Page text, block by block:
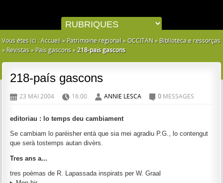
Vous êtes ici :Accueil » Patrimoine régional »OCCITAN » Bibliotèca e ressorças
» Revistas » País gascons »218-país gascons
218-país gascons
D 23 MAI 2004 H 16:00 A ANNIE LESCA 0 MESSAGES
editoriau : lo temps deu cambiament
Se cambiam lo paréisher entà que sia mei agradiu P.G., lo contengut
que serà tostemps autan divèrs.
Tres ans a...
tres poèmas de R. Lapassada inspirats per W. Graal